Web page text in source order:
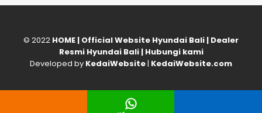
© 2022 HOME | Official Website Hyundai Bali | Dealer
Resmi Hyundai Bali | Hubungi kami
Developed by KedaiWebsite| KedaiWebsite.com